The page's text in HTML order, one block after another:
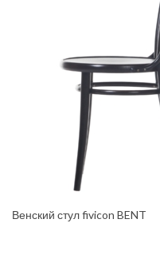
Венский стул fivicon BENT